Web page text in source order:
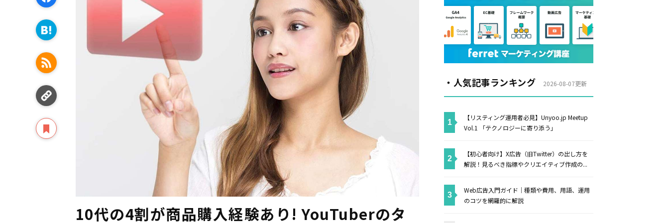
10代の4割が商品購入経験あり! YouTuberのタ
・人気記事ランキング 2026-08-07更新
【リスティング運用者必見】Unyoo.jp Meetup
Vol.1 「テクノロジーに寄り添う」
【初心者向け】X広告（旧Twitter）の出し方を
解説！見るべき指標やクリエイティブ作成の...
Web広告入門ガイド｜種類や費用、用語、運用
のコツを網羅的に解説